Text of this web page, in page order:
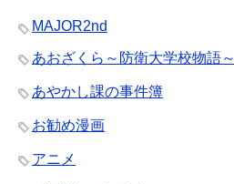
MAJOR2nd
あおざくら～防衛大学校物語～
あやかし課の事件簿
お勧め漫画
アニメ